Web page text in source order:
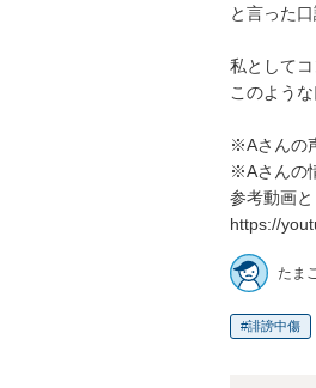
と言った
私として
このよう
※Aさんの
※Aさんの
参考動画
https://
たま
誹謗中傷